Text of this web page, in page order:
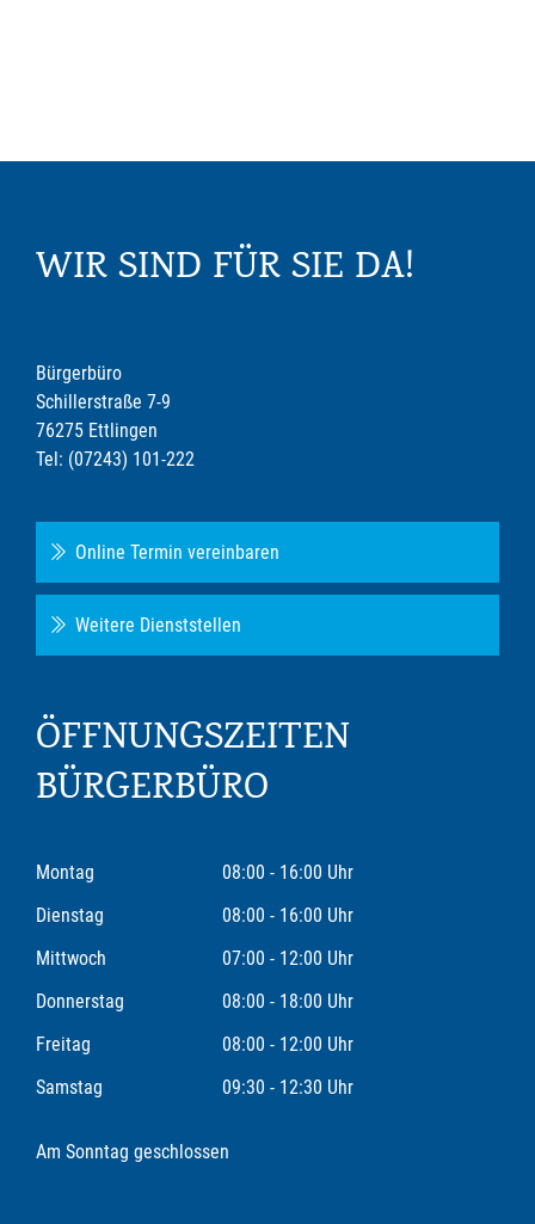
WIR SIND FÜR SIE DA!
Bürgerbüro
Schillerstraße 7-9
76275 Ettlingen
Tel: (07243) 101-222
Online Termin vereinbaren
Weitere Dienststellen
ÖFFNUNGSZEITEN
BÜRGERBÜRO
Montag
08:00 - 16:00 Uhr
Dienstag
08:00 - 16:00 Uhr
Mittwoch
07:00 - 12:00 Uhr
Donnerstag
08:00 - 18:00 Uhr
Freitag
08:00 - 12:00 Uhr
Samstag
09:30 - 12:30 Uhr
Am Sonntag geschlossen